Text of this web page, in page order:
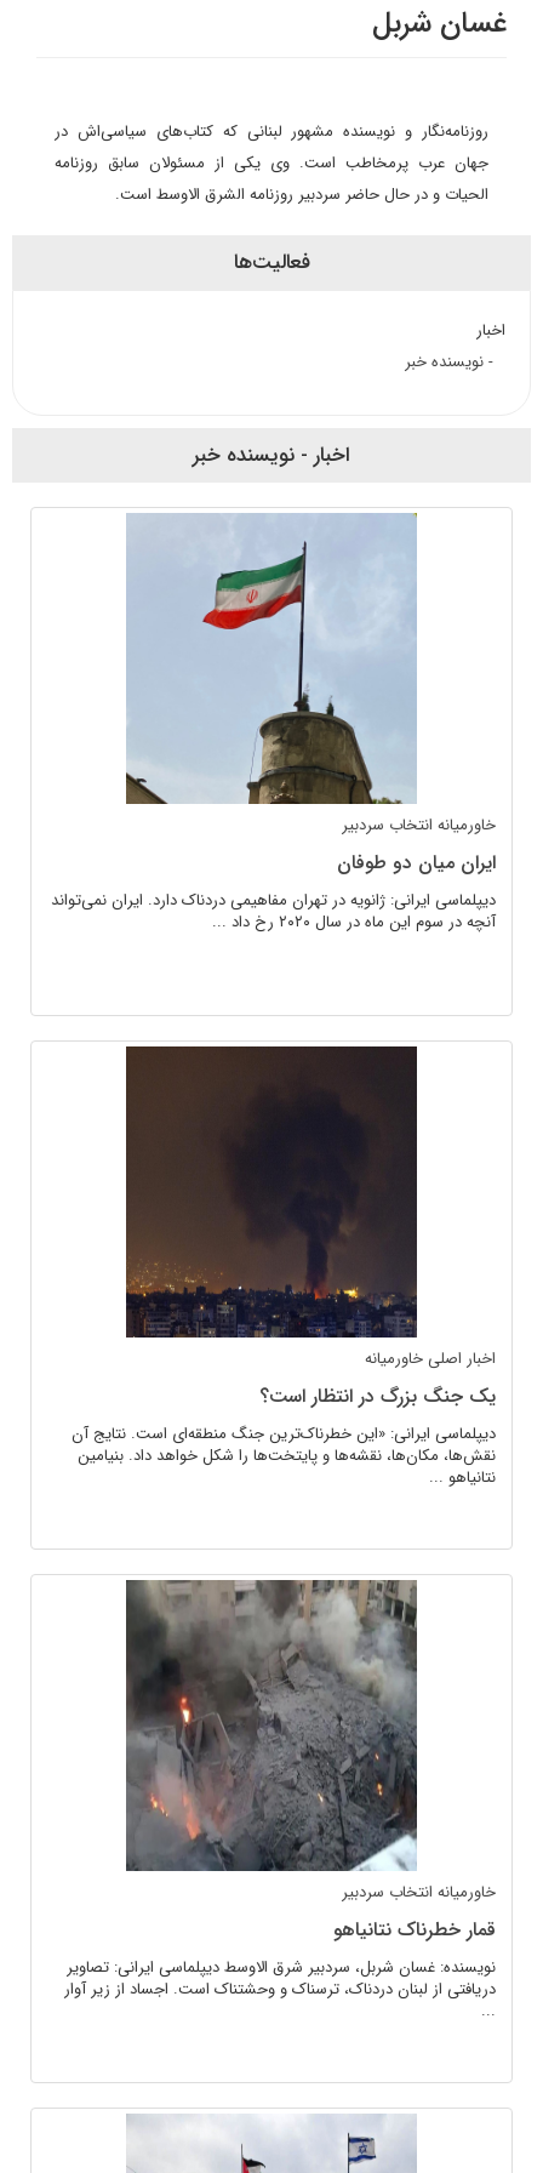
غسان شربل
روزنامه‌نگار و نویسنده مشهور لبنانی که کتاب‌های سیاسی‌اش در
جهان عرب پرمخاطب است. وی یکی از مسئولان سابق روزنامه
الحیات و در حال حاضر سردبیر روزنامه الشرق الاوسط است.
فعالیت‌ها
اخبار
- نویسنده خبر
اخبار - نویسنده خبر
خاورمیانه انتخاب سردبیر
ایران میان دو طوفان
دیپلماسی ایرانی: ژانویه در تهران مفاهیمی دردناک دارد. ایران نمی‌تواند
آنچه در سوم این ماه در سال ۲۰۲۰ رخ داد ...
اخبار اصلی خاورمیانه
یک جنگ بزرگ در انتظار است؟
دیپلماسی ایرانی: «این خطرناک‌ترین جنگ‌ منطقه‌ای است. نتایج آن
نقش‌ها، مکان‌ها، نقشه‌ها و پایتخت‌ها را شکل خواهد داد. بنیامین
نتانیاهو ...
خاورمیانه انتخاب سردبیر
قمار خطرناک نتانیاهو
نویسنده: غسان شربل، سردبیر شرق الاوسط دیپلماسی ایرانی: تصاویر
دریافتی از لبنان دردناک، ترسناک و وحشتناک است. اجساد از زیر آوار
...